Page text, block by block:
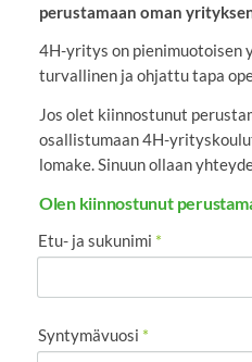
perustamaan oman
4H-yritys on pienimuotoisen
turvallinen ja ohjattu tapa
Jos olet kiinnostunut
osallistumaan 4H-
lomake. Sinuun ollaan
Olen kiinnostunut
Etu- ja sukunimi *
Syntymävuosi *